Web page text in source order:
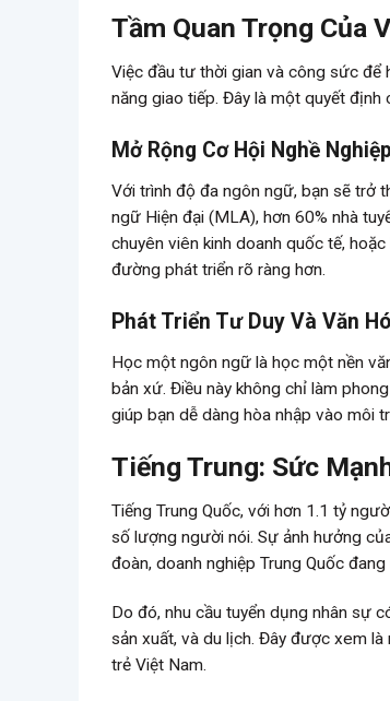
Tầm Quan Trọng Của
Việc đầu tư thời gian và công sức để
năng giao tiếp. Đây là một quyết
Mở Rộng Cơ Hội Nghề Nghiệp
Với trình độ đa ngôn ngữ, bạn sẽ trở
ngữ Hiện đại (MLA), hơn 60% nhà
chuyên viên kinh doanh quốc tế,
đường phát triển rõ ràng hơn.
Phát Triển Tư Duy Và Văn
Học một ngôn ngữ là học một nền
bản xứ. Điều này không chỉ làm
giúp bạn dễ dàng hòa nhập vào môi
Tiếng Trung: Sức
Tiếng Trung Quốc, với hơn 1.1 tỷ
số lượng người nói. Sự ảnh hưởng
đoàn, doanh nghiệp Trung Quốc
Do đó, nhu cầu tuyển dụng nhân sự
sản xuất, và du lịch. Đây được xem là
trẻ Việt Nam.